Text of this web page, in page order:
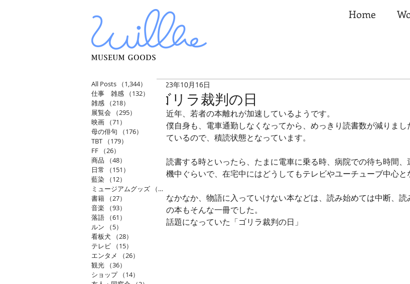
Home
ゴリラ裁判の日
2023年10月16日
近年、若者の本離れが加速しているようです。
僕自身も、電車通勤しなくなってから、めっきり読書数が減りま
ているので、積読状態となっています。
読書する時といったら、たまに電車に乗る時、病院での待ち時間
機中ぐらいで、在宅中にはどうしてもテレビやユーチューブ中心と
なかなか、物語に入っていけない本などは、読み始めては中断、
の本もそんな一冊でした。
話題になっていた「ゴリラ裁判の日」
All Posts （1,344）
1,344件の記事
仕事 雑感
（132）
132件の記事
雑感
（218）
展覧会
（295）
295件の記事
映画
（71）
母の俳句
（176）
176件の記事
TBT
（179）
FF
（26）
商品
（48）
日常
（151）
藍染
（12）
ミュージアムグッズ
（114）
書籍
（27）
音楽
（93）
落語
（61）
ルン
（5）
看板犬
（28）
テレビ
（15）
エンタメ
（26）
観光
（36）
ショップ
（14）